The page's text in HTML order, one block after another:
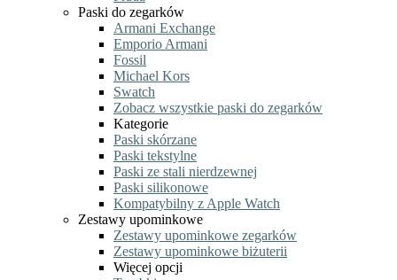
Paski do zegarków
Armani Exchange
Emporio Armani
Fossil
Michael Kors
Swatch
Zobacz wszystkie paski do zegarków
Kategorie
Paski skórzane
Paski tekstylne
Paski ze stali nierdzewnej
Paski silikonowe
Kompatybilny z Apple Watch
Zestawy upominkowe
Zestawy upominkowe zegarków
Zestawy upominkowe biżuterii
Więcej opcji